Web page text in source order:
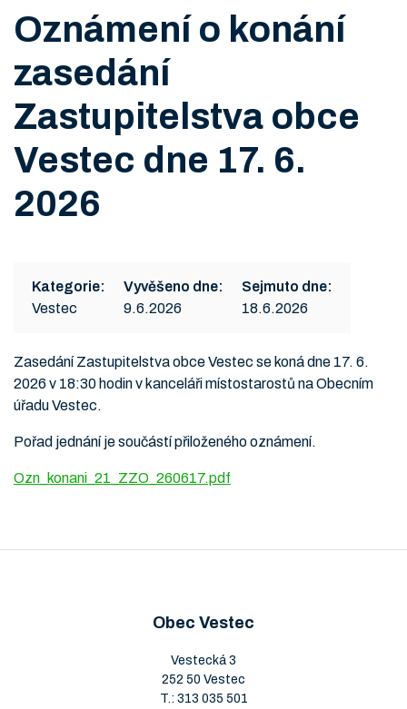
Oznámení o konání
zasedání
Zastupitelstva obce
Vestec dne 17. 6.
2026
Kategorie:
Vestec
Vyvěšeno dne:
9.6.2026
Sejmuto dne:
18.6.2026
Zasedání Zastupitelstva obce Vestec se koná dne 17. 6.
2026 v 18:30 hodin v kanceláři místostarostů na Obecním
úřadu Vestec.
Pořad jednání je součástí přiloženého oznámení.
Ozn_konani_21_ZZO_260617.pdf
Obec Vestec
Vestecká 3
252 50 Vestec
T.: 313 035 501